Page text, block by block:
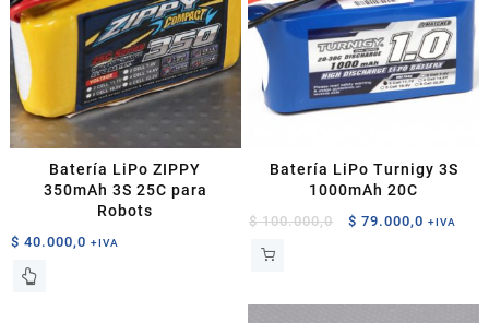
Batería LiPo ZIPPY
350mAh 3S 25C para
Robots
$ 40.000,0 +IVA
Batería LiPo Turnigy 3S
1000mAh 20C
$100.000,0
El
$ 79.000,0 El
+IVA